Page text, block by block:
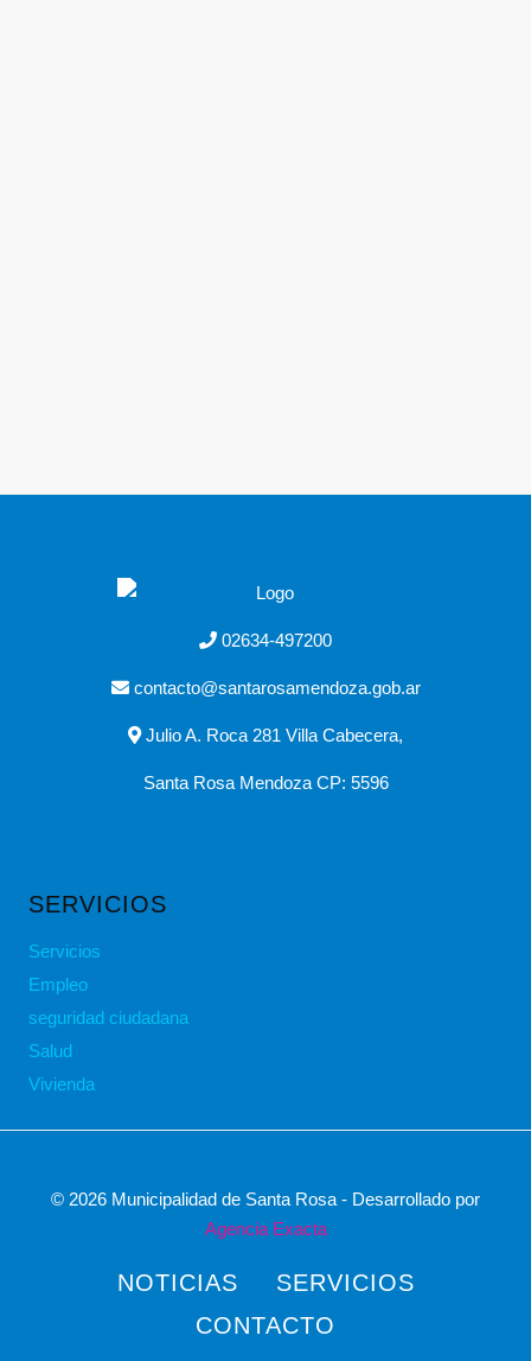
02634-497200
contacto@santarosamendoza.gob.ar
Julio A. Roca 281 Villa Cabecera,
Santa Rosa Mendoza CP: 5596
SERVICIOS
Servicios
Empleo
seguridad ciudadana
Salud
Vivienda
© 2026 Municipalidad de Santa Rosa - Desarrollado por
Agencia Exacta
NOTICIAS
SERVICIOS
CONTACTO